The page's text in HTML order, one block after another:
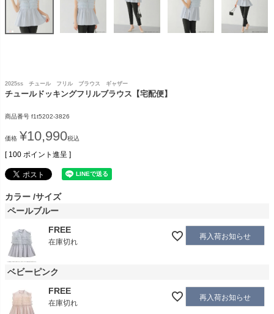
2025ss チュール フリル ブラウス ギャザー
チュールドッキングフリルブラウス【宅配便】
商品番号 f1t5202-3826
価格 ¥10,990税込
[ 100 ポイント進呈 ]
カラー サイズ
ペールブルー
FREE
在庫切れ
再入荷お知らせ
ベビーピンク
FREE
在庫切れ
再入荷お知らせ